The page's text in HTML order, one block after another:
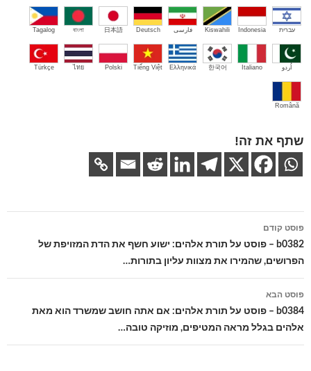
עברית Indonesia
Kiswahili فارسی Deutsch
日本語
বাংলা
Tagalog
اُردو Italiano
한국어
Ελληνικά
Tiếng Việt
Polski
ไทย
Türkçe
Română
שתף את זה!
ניווט
בפוסטים
פוסט קודם
b0382 – פוסט על תורת אלהים: ישוע חשף את הדת המזויפת של
הפרושים, שהמירו את מצוות עליון בתורות…
פוסט הבא
b0384 – פוסט על תורת אלהים: אם אתה חושב שמשרד הוא מאת
אלהים בגלל מראה המטיפים, מוזיקה טובה…